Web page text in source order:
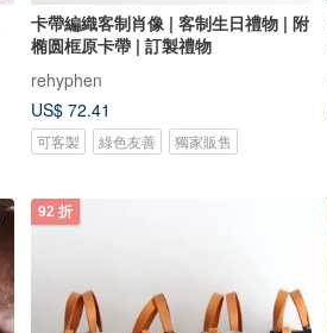
卡帶編織客制肖像 | 客制生日禮物 | 附
椭圆框原卡帶 | 訂製禮物
rehyphen
US$ 72.41
可客製 綠色友善 獨家販售
92 折